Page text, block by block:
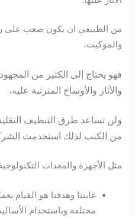
من الطبيعي ان يكون صعب على
والموكيت،
فهو يحتاج إلى الكثير من
والأثار والأوساخ المترتبة عليه،
ولن تساعد طرق التنظيف
من الكنب لذلك استخدمت
مثل الأجهزة والمعدات
غايتنا وهدفنا هو القيام
مختلفة وباستخدام